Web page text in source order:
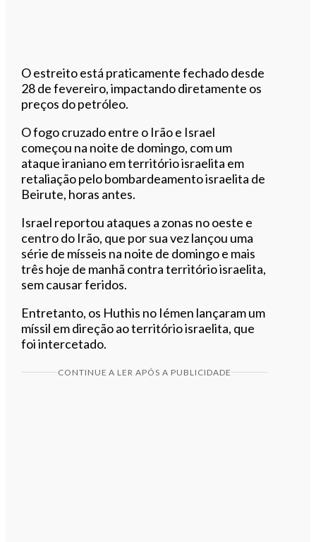
O estreito está praticamente fechado desde
28 de fevereiro, impactando diretamente os
preços do petróleo.
O fogo cruzado entre o Irão e Israel
começou na noite de domingo, com um
ataque iraniano em território israelita em
retaliação pelo bombardeamento israelita de
Beirute, horas antes.
Israel reportou ataques a zonas no oeste e
centro do Irão, que por sua vez lançou uma
série de mísseis na noite de domingo e mais
três hoje de manhã contra território israelita,
sem causar feridos.
Entretanto, os Huthis no Iémen lançaram um
míssil em direção ao território israelita, que
foi intercetado.
CONTINUE A LER APÓS A PUBLICIDADE